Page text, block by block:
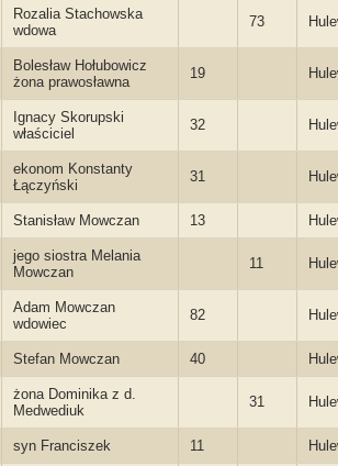
Rozalia Stachowska
wdowa
73
Bolesław Hołubowicz
żona prawosławna
19
Ignacy Skorupski
właściciel
32
ekonom Konstanty
Łączyński
31
Stanisław Mowczan 13
jego siostra Melania
Mowczan
11
Adam Mowczan
wdowiec
82
Stefan Mowczan 40
żona Dominika z d.
Medwediuk
31
syn Franciszek 11